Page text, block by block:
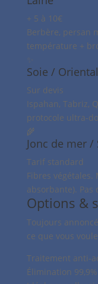
+ 5 à 10€
Berbère, persan
température +
Soie / Oriental
Sur devis
Ispahan, Tabriz,
protocole ultra-
🌾
Jonc de mer /
Tarif standard
Fibres végétales.
absorbante). Pas
Options &
Toujours
ce que vous
Traitement anti-
Élimination